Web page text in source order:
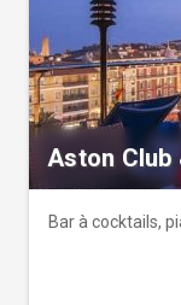
Aston Club
Bar à cocktails,